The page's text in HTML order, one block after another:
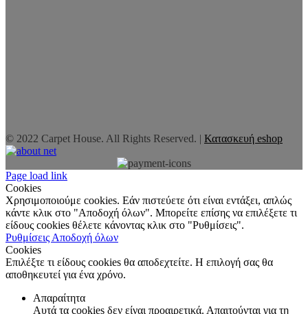
© 2022 Carpet House. All Rights Reserved. | Κατασκευή eshop
Page load link
Cookies
Χρησιμοποιούμε cookies. Εάν πιστεύετε ότι είναι εντάξει, απλώς
κάντε κλικ στο "Αποδοχή όλων". Μπορείτε επίσης να επιλέξετε τι
είδους cookies θέλετε κάνοντας κλικ στο "Ρυθμίσεις".
Ρυθμίσεις Αποδοχή όλων
Cookies
Επιλέξτε τι είδους cookies θα αποδεχτείτε. Η επιλογή σας θα
αποθηκευτεί για ένα χρόνο.
Απαραίτητα
Αυτά τα cookies δεν είναι προαιρετικά. Απαιτούνται για τη